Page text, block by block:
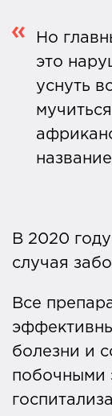
Но
это
уснуть
В 2020
случая
Все
болезни и
побочными